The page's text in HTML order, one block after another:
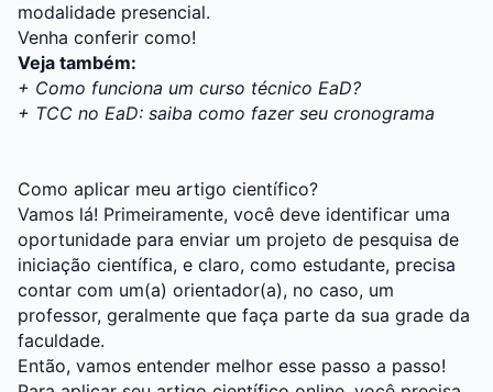
modalidade presencial.
Venha conferir como!
Veja também:
+ Como funciona um curso técnico EaD?
+ TCC no EaD: saiba como fazer seu cronograma
Como aplicar meu artigo científico?
Vamos lá! Primeiramente, você deve identificar uma
oportunidade para enviar um projeto de pesquisa de
iniciação científica, e claro, como estudante, precisa
contar com um(a) orientador(a), no caso, um
professor, geralmente que faça parte da sua grade da
faculdade.
Então, vamos entender melhor esse passo a passo!